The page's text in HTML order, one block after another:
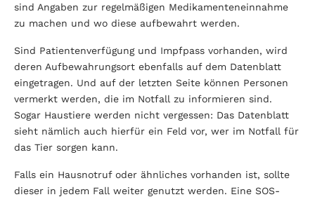
sind Angaben zur regelmäßigen Medikamenteneinnahme
zu machen und wo diese aufbewahrt werden.
Sind Patientenverfügung und Impfpass vorhanden, wird
deren Aufbewahrungsort ebenfalls auf dem Datenblatt
eingetragen. Und auf der letzten Seite können Personen
vermerkt werden, die im Notfall zu informieren sind.
Sogar Haustiere werden nicht vergessen: Das Datenblatt
sieht nämlich auch hierfür ein Feld vor, wer im Notfall für
das Tier sorgen kann.
Falls ein Hausnotruf oder ähnliches vorhanden ist, sollte
dieser in jedem Fall weiter genutzt werden. Eine SOS-